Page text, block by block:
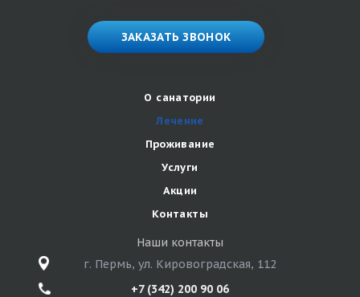
ЗАКАЗАТЬ ЗВОНОК
О санатории
Лечение
Проживание
Услуги
Акции
Контакты
Наши контакты
г. Пермь, ул. Кировоградская, 112
+7 (342) 200 90 06